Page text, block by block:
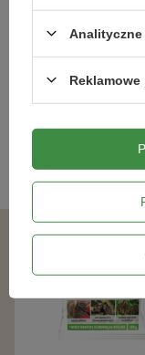
Bestsellery